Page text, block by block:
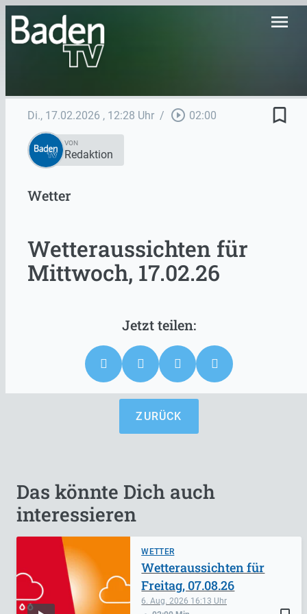
menu
Di., 17.02.2026 , 12:28 Uhr / play_circle_outline 02:00 bookmark_border
VON
Redaktion
Wetter
Wetteraussichten für
Mittwoch, 17.02.26
ZURÜCK
Das könnte Dich auch
interessieren
WETTER
6. Aug. 2026 16:13
Wetteraussichten für
Freitag, 07.08.26